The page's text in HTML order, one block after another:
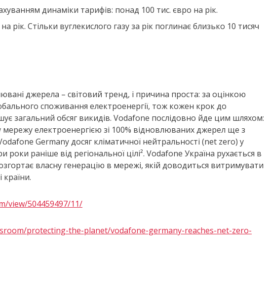
динаміки тарифів: понад 100 тис. євро на рік.
рік. Стільки вуглекислого газу за рік поглинає близько 10 тисяч
джерела – світовий тренд, і причина проста: за оцінкою
споживання електроенергії, тож кожен крок до
загальний обсяг викидів. Vodafone послідовно йде цим шляхом:
електроенергією зі 100% відновлюваних джерел ще з
Germany досяг кліматичної нейтральності (net zero) у
роки раніше від регіональної цілі². Vodafone Україна рухається в
власну генерацію в мережі, якій доводиться витримувати
країни.
view/504459497/11/
protecting-the-planet/vodafone-germany-reaches-net-zero-